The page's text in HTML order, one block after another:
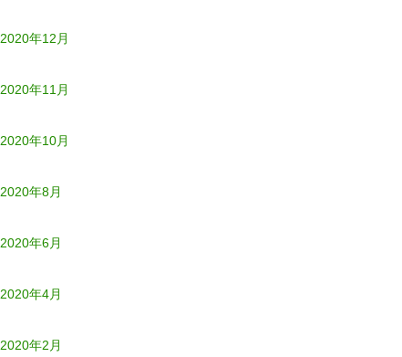
2020年12月
2020年11月
2020年10月
2020年8月
2020年6月
2020年4月
2020年2月